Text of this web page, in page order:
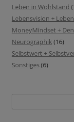
Leben in Wohlstand
Lebensvision +
MoneyMindset +
Neurographik(16)
Selbstwert +
Sonstiges(6)
nach: